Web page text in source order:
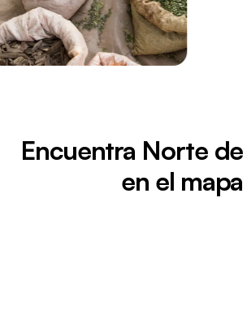
Encuentra Norte
en el mapa